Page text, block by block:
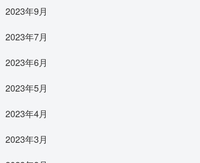
2023年9月
2023年7月
2023年6月
2023年5月
2023年4月
2023年3月